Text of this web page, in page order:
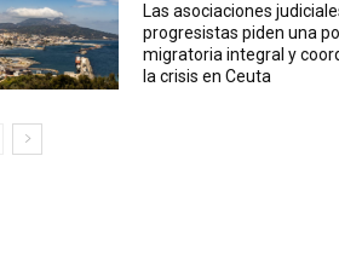
Las asociaciones
progresistas piden una
migratoria integral y
la crisis en Ceuta